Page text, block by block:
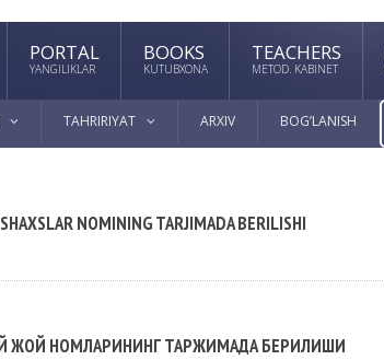
PORTAL
YANGILIKLAR
BOOKS
KUTUBXONA
TEACHERS
METOD. KABINET
TAHRIRIYAT ARXIV BOG’LANISH
NOMINING TARJIMADA BERILISHI
ЖОЙ НОМЛАРИНИНГ ТАРЖИМАДА БЕРИЛИШИ